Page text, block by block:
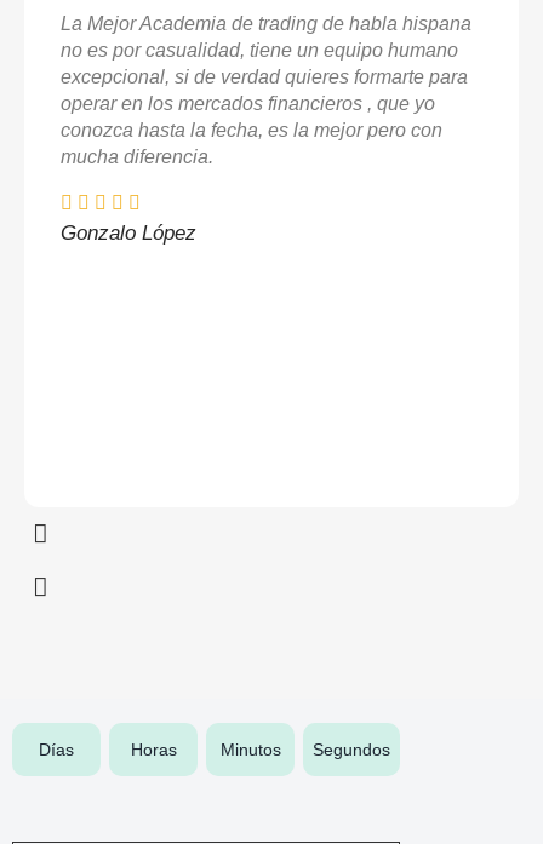
La Mejor Academia de trading de habla hispana
no es por casualidad, tiene un equipo humano
excepcional, si de verdad quieres formarte para
operar en los mercados financieros , que yo
conozca hasta la fecha, es la mejor pero con
mucha diferencia.
Gonzalo López
Días Horas Minutos Segundos